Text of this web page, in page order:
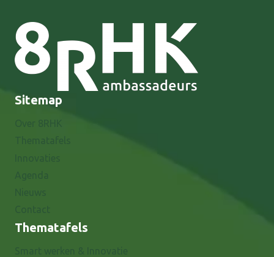
Sitemap
Thematafels